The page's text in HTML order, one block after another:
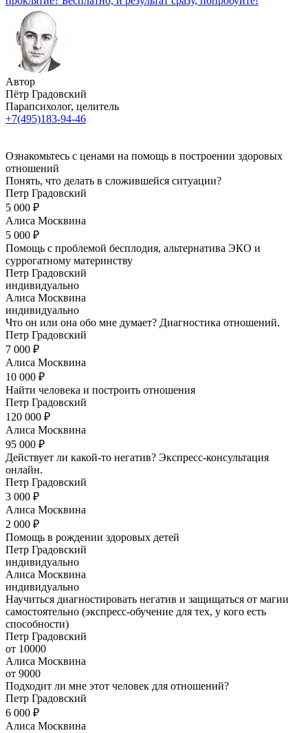
Автор
Пётр Градовский
Парапсихолог, целитель
+7(495)183-94-46
Ознакомьтесь с ценами на помощь в построении здоровых
отношений
Понять, что делать в сложившейся ситуации?
Петр Градовский
5 000 ₽
Алиса Москвина
5 000 ₽
Помощь с проблемой бесплодия, альтернатива ЭКО и
суррогатному материнству
Петр Градовский
индивидуально
Алиса Москвина
индивидуально
Что он или она обо мне думает? Диагностика отношений.
Петр Градовский
7 000 ₽
Алиса Москвина
10 000 ₽
Найти человека и построить отношения
Петр Градовский
120 000 ₽
Алиса Москвина
95 000 ₽
Действует ли какой-то негатив? Экспресс-консультация
онлайн.
Петр Градовский
3 000 ₽
Алиса Москвина
2 000 ₽
Помощь в рождении здоровых детей
Петр Градовский
индивидуально
Алиса Москвина
индивидуально
Научиться диагностировать негатив и защищаться от магии
самостоятельно (экспресс-обучение для тех, у кого есть
способности)
Петр Градовский
от 10000
Алиса Москвина
от 9000
Подходит ли мне этот человек для отношений?
Петр Градовский
6 000 ₽
Алиса Москвина